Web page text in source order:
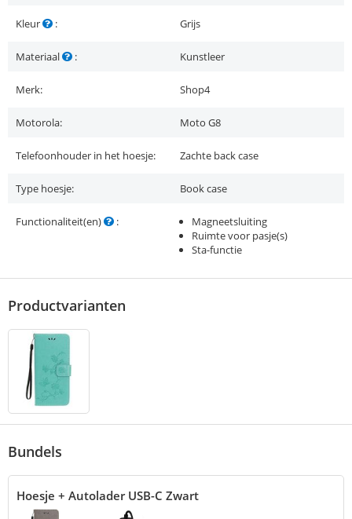
Kleur : Grijs
Materiaal : Kunstleer
Merk: Shop4
Motorola: Moto G8
Telefoonhouder in het hoesje: Zachte back case
Type hoesje: Book case
Functionaliteit(en) :
Magneetsluiting
Ruimte voor pasje(s)
Sta-functie
Productvarianten
Bundels
Hoesje + Autolader USB-C Zwart